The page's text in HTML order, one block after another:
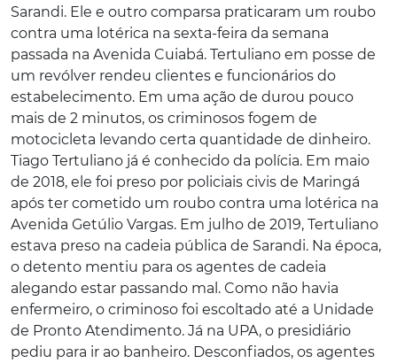
Sarandi. Ele e outro comparsa praticaram um roubo
contra uma lotérica na sexta-feira da semana
passada na Avenida Cuiabá. Tertuliano em posse de
um revólver rendeu clientes e funcionários do
estabelecimento. Em uma ação de durou pouco
mais de 2 minutos, os criminosos fogem de
motocicleta levando certa quantidade de dinheiro.
Tiago Tertuliano já é conhecido da polícia. Em maio
de 2018, ele foi preso por policiais civis de Maringá
após ter cometido um roubo contra uma lotérica na
Avenida Getúlio Vargas. Em julho de 2019, Tertuliano
estava preso na cadeia pública de Sarandi. Na época,
o detento mentiu para os agentes de cadeia
alegando estar passando mal. Como não havia
enfermeiro, o criminoso foi escoltado até a Unidade
de Pronto Atendimento. Já na UPA, o presidiário
pediu para ir ao banheiro. Desconfiados, os agentes